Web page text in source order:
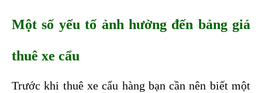
Một số yếu tố ảnh hưởng đến bảng giá
thuê xe cẩu
Trước khi thuê xe cẩu hàng bạn cần nên biết một